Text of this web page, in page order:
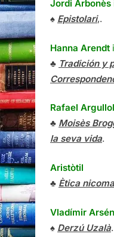
Jordi Arbonès
♠ Epistolari,.
Hanna Arendt i
♣ Tradición y
Rafael Argullol
♣ Moisès
la seva vida.
Aristòtil
♣ Ètica
Vladímir
♠ Derzú Uzalà.